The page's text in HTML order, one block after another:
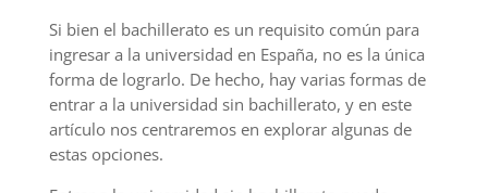
Si bien el bachillerato es un requisito común para
ingresar a la universidad en España, no es la única
forma de lograrlo. De hecho, hay varias formas de
entrar a la universidad sin bachillerato, y en este
artículo nos centraremos en explorar algunas de
estas opciones.